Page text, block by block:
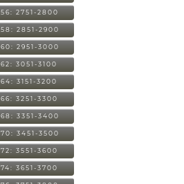
56: 2751-2800
58: 2851-2900
60: 2951-3000
62: 3051-3100
64: 3151-3200
66: 3251-3300
68: 3351-3400
70: 3451-3500
72: 3551-3600
74: 3651-3700